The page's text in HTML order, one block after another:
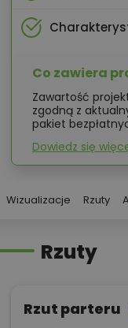
Co zawiera
Zawartość
zgodną z
pakiet
Dowiedz się
Wizualizacje Rzuty
Rzuty
Rzut parteru